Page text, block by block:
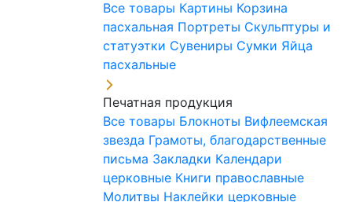
Все товары Картины Корзина
пасхальная Портреты Скульптуры и
статуэтки Сувениры Сумки Яйца
пасхальные
Печатная продукция
Все товары Блокноты Вифлеемская
звезда Грамоты, благодарственные
письма Закладки Календари
церковные Книги православные
Молитвы Наклейки церковные